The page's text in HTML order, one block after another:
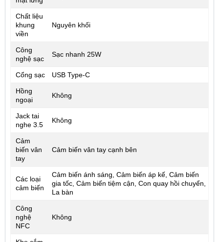
Chất liệu
khung
viền
Nguyên khối
Công
nghệ sạc
Sạc nhanh 25W
Cổng sạc USB Type-C
Hồng
ngoại
Không
Jack tai
nghe 3.5
Không
Cảm
biến vân
tay
Cảm biến vân tay cạnh bên
Các loại
cảm biến
Cảm biến ánh sáng, Cảm biến áp kế, Cảm biến
gia tốc, Cảm biến tiệm cận, Con quay hồi chuyển,
La bàn
Công
nghệ
NFC
Không